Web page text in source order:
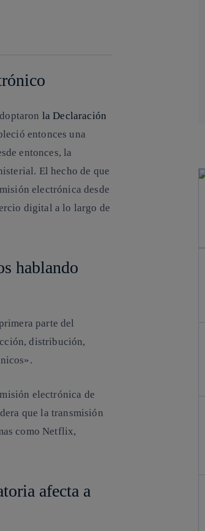
la Declaración
entonces una
entonces, la
El hecho de que
electrónica desde
digital a lo largo de
hablando
parte del
distribución,
electrónica de
que la transmisión
como Netflix,
afecta a